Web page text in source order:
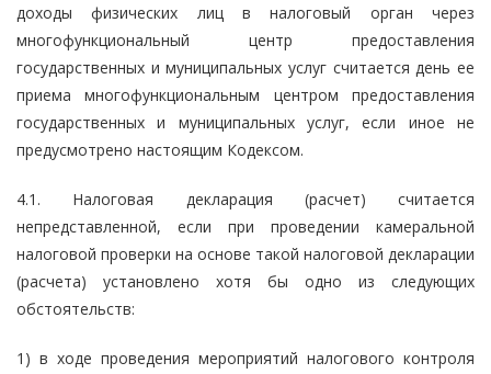
доходы физических лиц в налоговый орган через
многофункциональный центр предоставления
государственных и муниципальных услуг считается день ее
приема многофункциональным центром предоставления
государственных и муниципальных услуг, если иное не
предусмотрено настоящим Кодексом.
4.1. Налоговая декларация (расчет) считается
непредставленной, если при проведении камеральной
налоговой проверки на основе такой налоговой декларации
(расчета) установлено хотя бы одно из следующих
обстоятельств:
1) в ходе проведения мероприятий налогового контроля